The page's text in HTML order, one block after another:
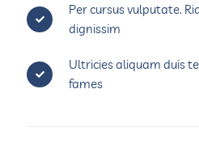
Per cursus vulputate.
dignissim
Ultricies aliquam duis
fames